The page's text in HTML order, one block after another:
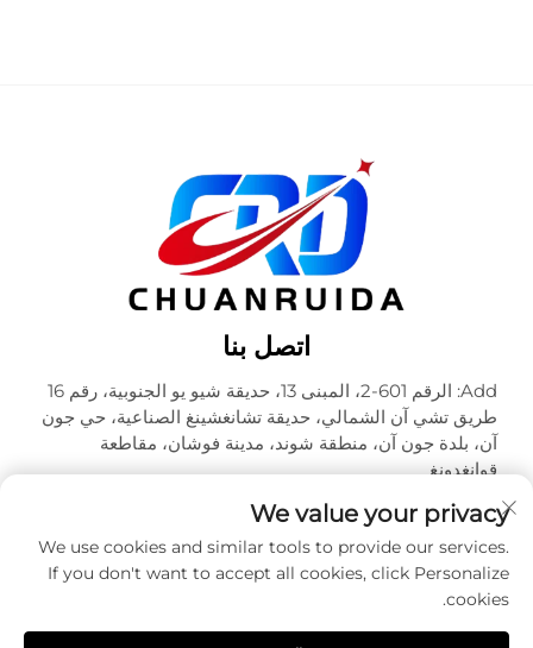
اتصل بنا
Add: الرقم 601-2، المبنى 13، حديقة شيو يو الجنوبية، رقم 16
طريق تشي آن الشمالي، حديقة تشانغشينغ الصناعية، حي جون
آن، بلدة جون آن، منطقة شوند، مدينة فوشان، مقاطعة
قوانغدونغ
هاتف:+86-18320933590
البريد الإلكتروني: [email protected]
We value your privacy
We use cookies and similar tools to provide our services.
If you don't want to accept all cookies, click Personalize
cookies.